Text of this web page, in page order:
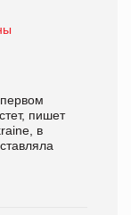
пишет
в